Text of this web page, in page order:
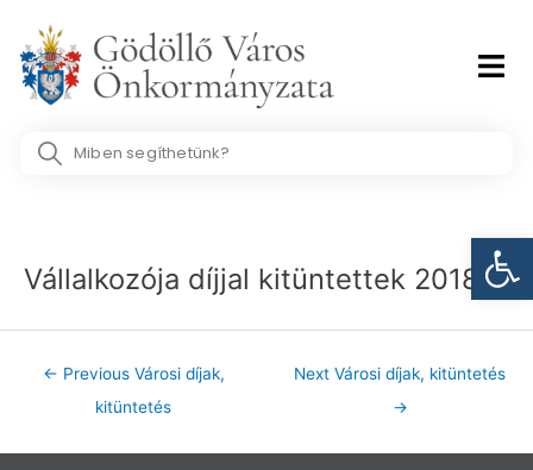
content
Search
Vállalkozója díjjal kitüntettek 2018
← Previous Városi díjak,
kitüntetés
Next Városi díjak, kitüntetés
→